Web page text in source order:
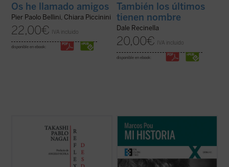
Os he llamado amigos
Pier Paolo Bellini, Chiara Piccinini
22,00€ IVA incluido
disponible en ebook:
También los últimos
tienen nombre
Dale Recinella
20,00€ IVA incluido
disponible en ebook:
serie de escritos breves, meditaciones y
cartas suyas que conforman una obra
valiosísima para seguir, a través de una
intimidad familiar con él, los pasos de
Takashi hacia el encuentro final con ...
«Es algo extraño hablar de 'mi historia'
puesto que lo único interesante en ella, lo
único que la salva de ser una historia
en mi vida. Por lo tanto, es más bien la
historia de lo que Cristo ha hecho ...(ver